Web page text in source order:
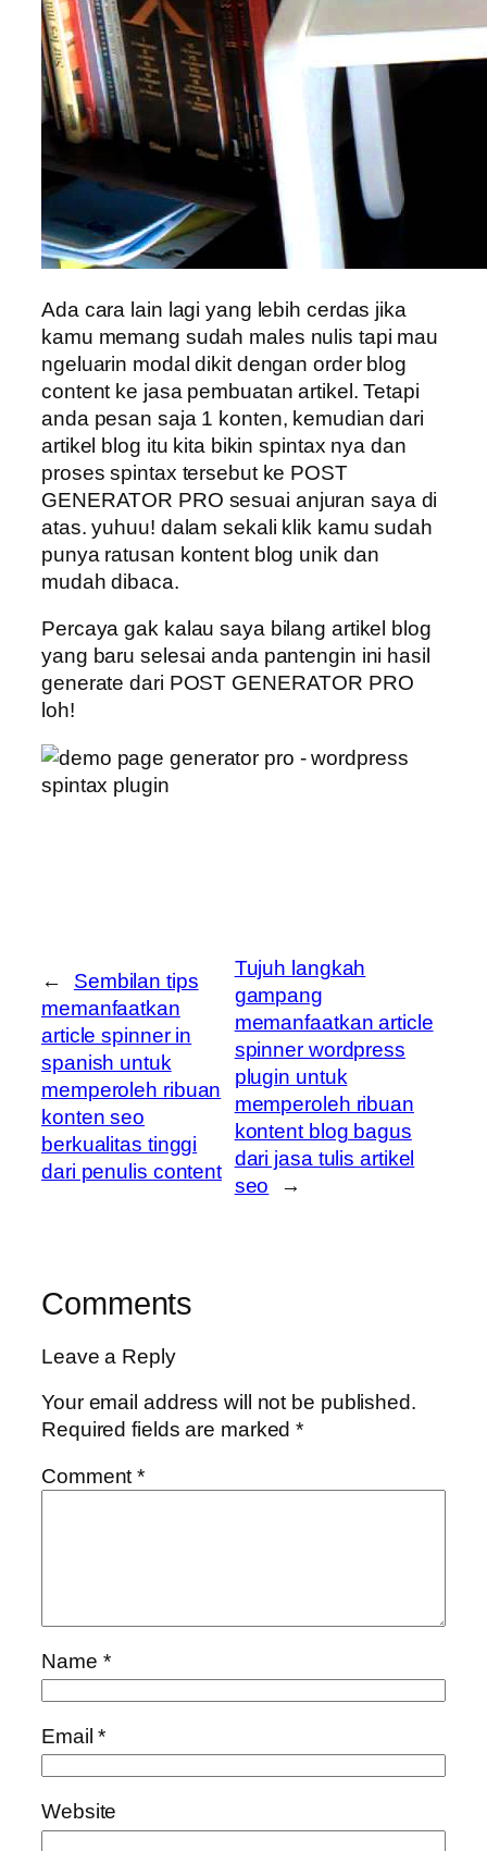
Ada cara lain lagi yang lebih cerdas jika
kamu memang sudah males nulis tapi mau
ngeluarin modal dikit dengan order blog
content ke jasa pembuatan artikel. Tetapi
anda pesan saja 1 konten, kemudian dari
artikel blog itu kita bikin spintax nya dan
proses spintax tersebut ke POST
GENERATOR PRO sesuai anjuran saya di
atas. yuhuu! dalam sekali klik kamu sudah
punya ratusan kontent blog unik dan
mudah dibaca.
Percaya gak kalau saya bilang artikel blog
yang baru selesai anda pantengin ini hasil
generate dari POST GENERATOR PRO
loh!
←
Sembilan tips
memanfaatkan
article spinner in
spanish untuk
memperoleh ribuan
konten seo
berkualitas tinggi
dari penulis content
Tujuh langkah
gampang
memanfaatkan article
spinner wordpress
plugin untuk
memperoleh ribuan
kontent blog bagus
dari jasa tulis artikel
seo
→
Comments
Leave a Reply
Your email address will not be published.
Required fields are marked*
Comment*
Name *
Email*
Website